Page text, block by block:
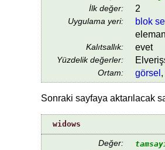
İlk değer: 2
Uygulama yeri:
blok
Kalıtsallık: evet
Yüzdelik değerler:
Ortam: görsel ,
Sonraki sayfaya aktarılacak
widows
Değer: